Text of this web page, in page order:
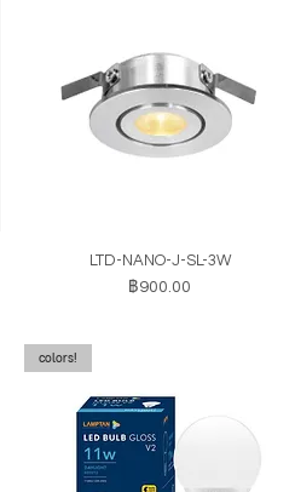
ดูข้อมูลด่วน
LTD-NANO-J-SL-3W
ราคา
฿900.00
colors!